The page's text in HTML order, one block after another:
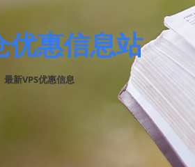
优惠信息站
最新VPS优惠信息